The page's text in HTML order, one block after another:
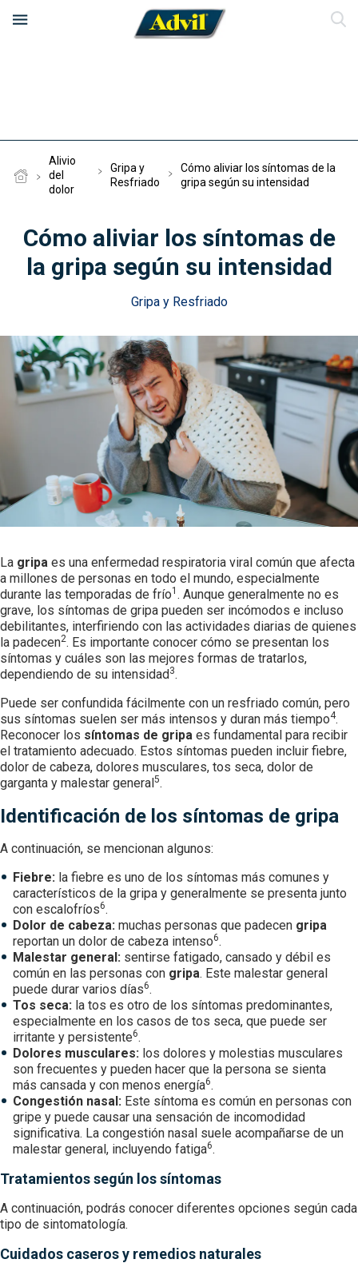
¿Dónde comprar?
Colombia Select Country
Advil Gripa
Advil Gripa Max
Advil Children Suspensión
Advil Liquid Fill para Espalda y Cuello
Advil Teens
Gripa y Resfriado
Dolor de Cabeza y Migraña
Fiebre y Dolor.
Dolor Menstrual
Dolor Dental
Gripa y Resfriado
Tips para el cuidado de tus hijos
Vacunación
Preguntas frecuentes
Alivio
del
dolor
Gripa y
Resfriado
Cómo aliviar los síntomas de la
gripa según su intensidad
Cómo aliviar los síntomas de
la gripa según su intensidad
Gripa y Resfriado
La gripa es una enfermedad respiratoria viral común que afecta
a millones de personas en todo el mundo, especialmente
durante las temporadas de frío1 . Aunque generalmente no es
grave, los síntomas de gripa pueden ser incómodos e incluso
debilitantes, interfiriendo con las actividades diarias de quienes
la padecen2. Es importante conocer cómo se presentan los
síntomas y cuáles son las mejores formas de tratarlos,
dependiendo de su intensidad3.
Puede ser confundida fácilmente con un resfriado común, pero
sus síntomas suelen ser más intensos y duran más tiempo4.
Reconocer los síntomas de gripa es fundamental para recibir
el tratamiento adecuado. Estos síntomas pueden incluir fiebre,
dolor de cabeza, dolores musculares, tos seca, dolor de
garganta y malestar general5.
Identificación de los síntomas de gripa
A continuación, se mencionan algunos:
Fiebre: la fiebre es uno de los síntomas más comunes y
característicos de la gripa y generalmente se presenta junto
con escalofríos6.
Dolor de cabeza: muchas personas que padecen gripa
reportan un dolor de cabeza intenso6.
Malestar general: sentirse fatigado, cansado y débil es
común en las personas con gripa. Este malestar general
puede durar varios días6.
Tos seca: la tos es otro de los síntomas predominantes,
especialmente en los casos de tos seca, que puede ser
irritante y persistente6.
Dolores musculares: los dolores y molestias musculares
son frecuentes y pueden hacer que la persona se sienta
más cansada y con menos energía6.
Congestión nasal: Este síntoma es común en personas con
gripe y puede causar una sensación de incomodidad
significativa. La congestión nasal suele acompañarse de un
malestar general, incluyendo fatiga6.
Tratamientos según los síntomas
A continuación, podrás conocer diferentes opciones según cada
tipo de sintomatología.
Cuidados caseros y remedios naturales